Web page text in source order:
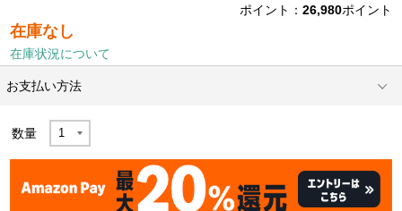
ポイント： 26,980ポイント
在庫なし
在庫状況について
お支払い方法
数量